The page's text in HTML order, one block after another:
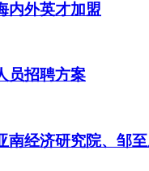
内外英才加盟
员招聘方案
南经济研究院、邹